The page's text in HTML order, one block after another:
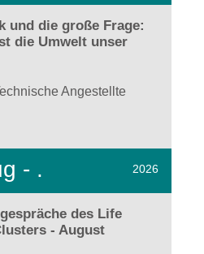
und die große Frage:
die Umwelt unser
Angestellte
- . 2026
des Life
- August